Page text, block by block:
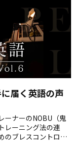
届く英語の声
ーナーのNOBU（鬼
レーニング法の連
のブレスコントロー